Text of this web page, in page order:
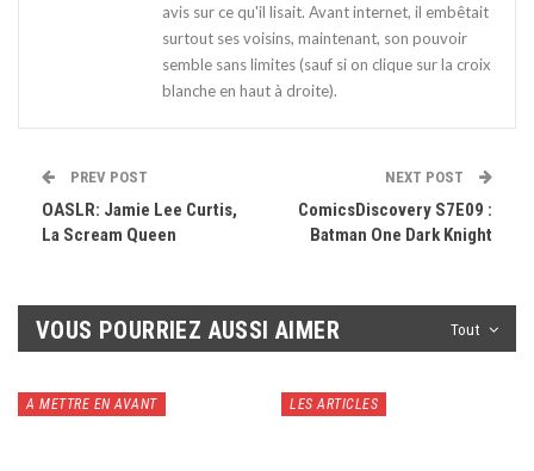
avis sur ce qu'il lisait. Avant internet, il embêtait
surtout ses voisins, maintenant, son pouvoir
semble sans limites (sauf si on clique sur la croix
blanche en haut à droite).
PREV POST
OASLR: Jamie Lee Curtis,
La Scream Queen
NEXT POST
ComicsDiscovery S7E09 :
Batman One Dark Knight
Tout
VOUS POURRIEZ AUSSI AIMER
A METTRE EN AVANT LES ARTICLES